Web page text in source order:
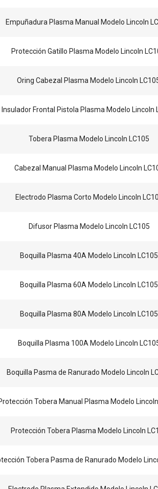
Empuñadura Plasma Manual Modelo Lincoln
Protección Gatillo Plasma Modelo Lincoln
Oring Cabezal Plasma Modelo Lincoln
Insulador Frontal Pistola Plasma Modelo Lincoln
Tobera Plasma Modelo Lincoln LC105
Cabezal Manual Plasma Modelo Lincoln
Electrodo Plasma Corto Modelo Lincoln
Difusor Plasma Modelo Lincoln LC105
Boquilla Plasma 40A Modelo Lincoln LC105
Boquilla Plasma 60A Modelo Lincoln LC105
Boquilla Plasma 80A Modelo Lincoln LC105
Boquilla Plasma 100A Modelo Lincoln
Boquilla Pasma de Ranurado Modelo Lincoln
Tobera Manual Plasma Modelo
Protección Tobera Plasma Modelo Lincoln
Tobera Pasma de Ranurado Modelo